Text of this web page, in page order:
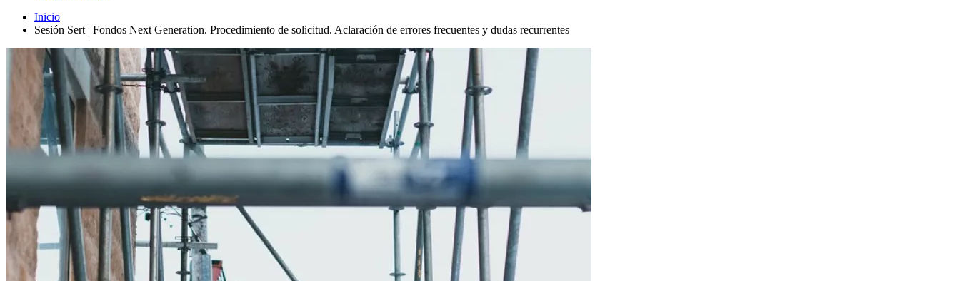
Inicio
Sesión Sert | Fondos Next Generation. Procedimiento de solicitud. Aclaración de errores frecuentes y dudas recurrentes